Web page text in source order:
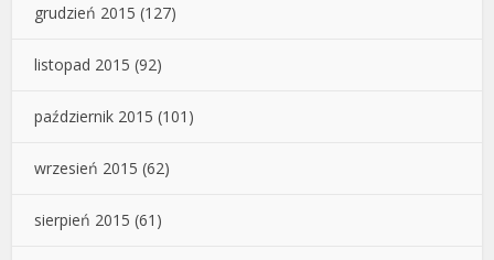
grudzień 2015 (127)
listopad 2015 (92)
październik 2015 (101)
wrzesień 2015 (62)
sierpień 2015 (61)